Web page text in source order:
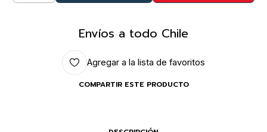
Envíos a todo Chile
Agregar a la lista de favoritos
COMPARTIR ESTE PRODUCTO